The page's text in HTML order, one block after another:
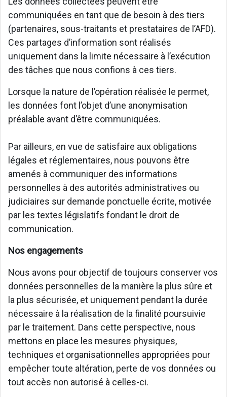
communiquées en tant que de besoin à des tiers
(partenaires, sous-traitants et prestataires de l’AFD).
Ces partages d’information sont réalisés
uniquement dans la limite nécessaire à l’exécution
des tâches que nous confions à ces tiers.
Lorsque la nature de l’opération réalisée le permet,
les données font l’objet d’une anonymisation
préalable avant d’être communiquées.
Par ailleurs, en vue de satisfaire aux obligations
légales et réglementaires, nous pouvons être
amenés à communiquer des informations
personnelles à des autorités administratives ou
judiciaires sur demande ponctuelle écrite, motivée
par les textes législatifs fondant le droit de
communication.
Nos engagements
Nous avons pour objectif de toujours conserver vos
données personnelles de la manière la plus sûre et
la plus sécurisée, et uniquement pendant la durée
nécessaire à la réalisation de la finalité poursuivie
par le traitement. Dans cette perspective, nous
mettons en place les mesures physiques,
techniques et organisationnelles appropriées pour
empêcher toute altération, perte de vos données ou
tout accès non autorisé à celles-ci.